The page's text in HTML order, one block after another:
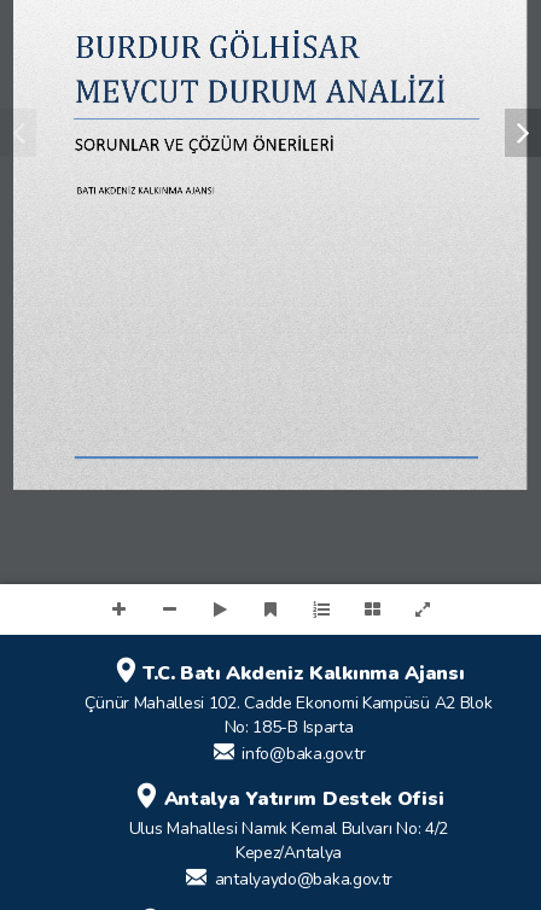
T.C. Batı Akdeniz Kalkınma Ajansı
Çünür Mahallesi 102. Cadde Ekonomi Kampüsü A2 Blok
No: 185-B Isparta
info@baka.gov.tr
Antalya Yatırım Destek Ofisi
Ulus Mahallesi Namık Kemal Bulvarı No: 4/2
Kepez/Antalya
antalyaydo@baka.gov.tr